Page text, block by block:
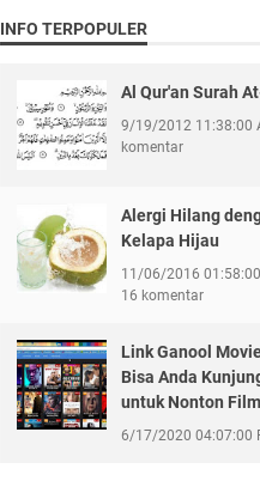
INFO TERPOPULER
Al Qur'an Surah
9/19/2012 11:38:00
komentar
Alergi Hilang
Kelapa Hijau
11/06/2016
16 komentar
Link Ganool
Bisa Anda
untuk Nonton Film
6/17/2020 04:07:00